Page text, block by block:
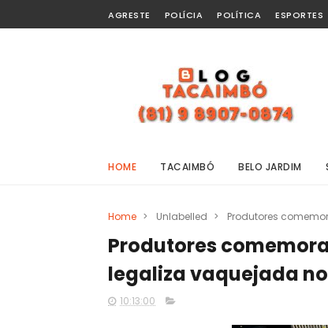
AGRESTE POLÍCIA POLÍTICA ESPORTES
HOME TACAIMBÓ BELO JARDIM
Home > Unlabelled > Produtores
Produtores
legaliza vaquejada
10:13:00